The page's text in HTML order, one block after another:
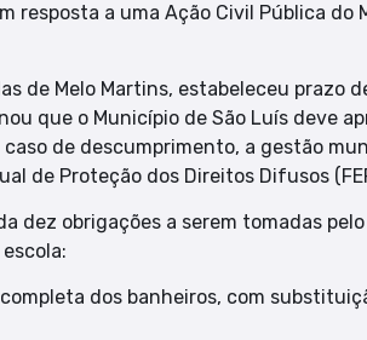
resposta a uma Ação Civil Pública do
de Melo Martins, estabeleceu prazo
que o Município de São Luís deve
caso de descumprimento, a gestão
de Proteção dos Direitos Difusos
dez obrigações a serem tomadas
dos banheiros, com